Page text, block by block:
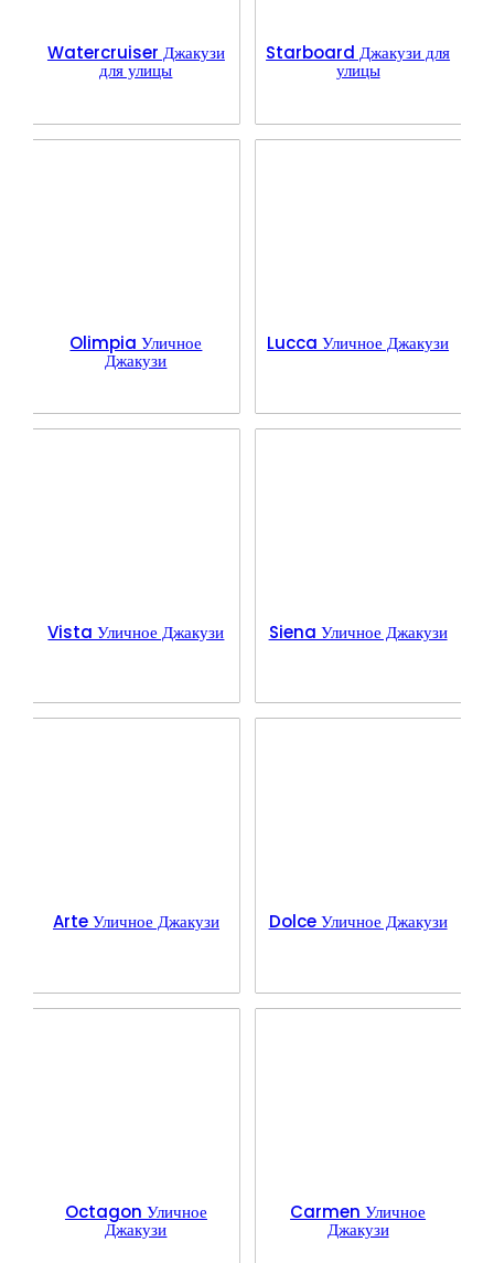
Watercruiser Джакузи
для улицы
Starboard Джакузи для
улицы
Olimpia Уличное
Джакузи
Lucca Уличное Джакузи
Vista Уличное Джакузи Siena Уличное Джакузи
Arte Уличное Джакузи Dolce Уличное Джакузи
Octagon Уличное
Джакузи
Carmen Уличное
Джакузи